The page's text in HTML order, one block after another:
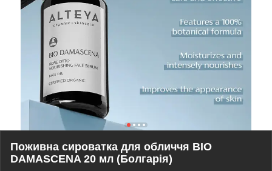
Поживна сироватка для обличчя BIO
DAMASCENA 20 мл (Болгарія)